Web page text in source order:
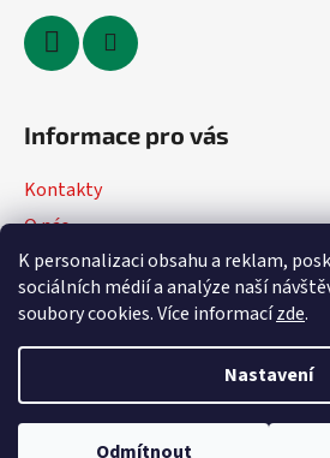
K personalizaci obsahu a reklam,
sociálních médií a analýze naší
soubory cookies. Více informacízde.
Nastavení
Odmítnout
Informace pro vás
Kontakty
O nás
Jak nakupovat
Obchodní podmínky
Vytvořil